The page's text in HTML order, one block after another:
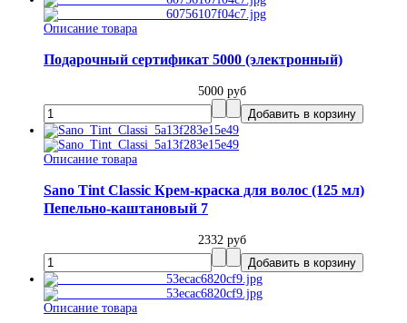
Описание товара
Подарочный сертификат 5000 (электронный)
5000 руб
Описание товара
Sano Tint Classic Крем-краска для волос (125 мл)
Пепельно-каштановый 7
2332 руб
Описание товара